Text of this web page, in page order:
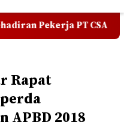
Tegaskan Jangan
Rapat
APBD 2018